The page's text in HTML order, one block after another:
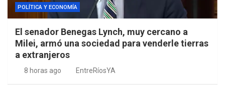
POLÍTICA Y ECONOMÍA
El senador Benegas Lynch, muy cercano a
Milei, armó una sociedad para venderle tierras
a extranjeros
8 horas ago EntreRíosYA